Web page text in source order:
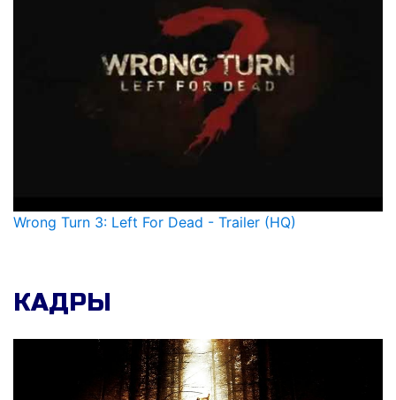
Wrong Turn 3: Left For Dead - Trailer (HQ)
КАДРЫ